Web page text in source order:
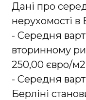
Дані про
нерухомості в
- Середня
вторинному
250,00 євро/
- Середня
Берліні